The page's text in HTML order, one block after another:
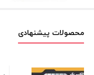
محصولات پیشنهادی